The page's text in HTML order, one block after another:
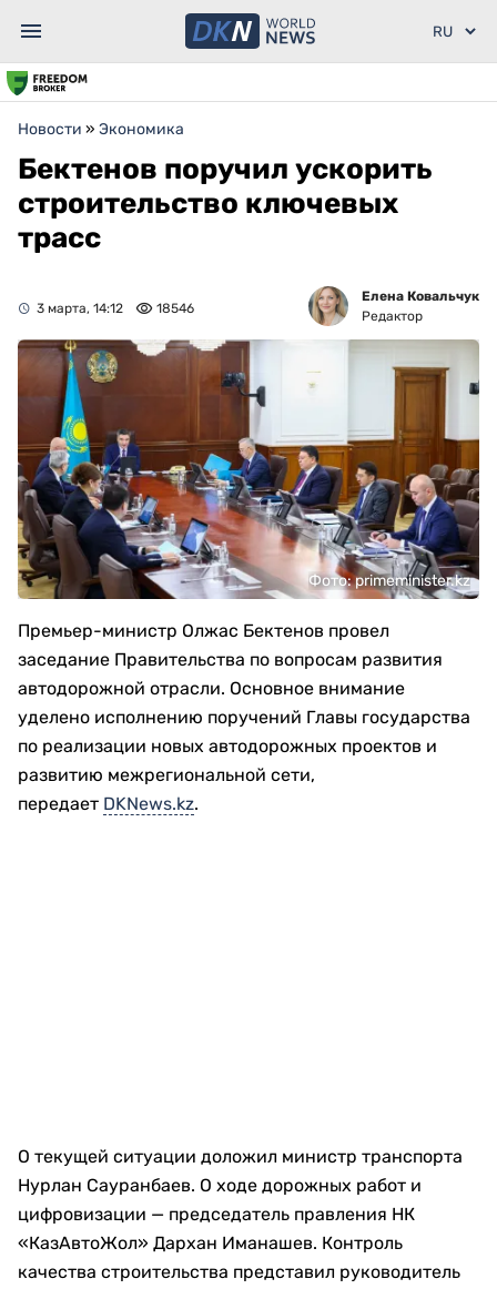
Новости » Экономика
Бектенов поручил ускорить
строительство ключевых
трасс
3 марта, 14:12 18546
Елена Ковальчук
Редактор
Фото: primeminister.kz
Премьер-министр Олжас Бектенов провел
заседание Правительства по вопросам развития
автодорожной отрасли. Основное внимание
уделено исполнению поручений Главы государства
по реализации новых автодорожных проектов и
развитию межрегиональной сети,
передает DKNews.kz.
О текущей ситуации доложил министр транспорта
Нурлан Сауранбаев. О ходе дорожных работ и
цифровизации — председатель правления НК
«КазАвтоЖол» Дархан Иманашев. Контроль
качества строительства представил руководитель